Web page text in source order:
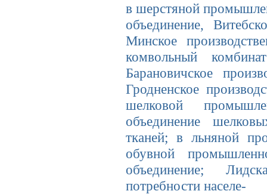
в шерстяной
объединение,
Минское
комвольный
Барановичское
Гродненское
шелковой
объединение
тканей; в льняной
обувной
объединение;
потребности населе-